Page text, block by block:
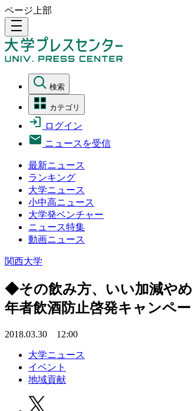
ページ上部
density_medium
検索
カテゴリ
ログイン
ニュースを受信
最新ニュース
ランキング
大学ニュース
小中高ニュース
大学発ベンチャー
ニュース特集
動画ニュース
関西大学
◆その飲み方、いい加減や
年者飲酒防止啓発キャンペー
2018.03.30 12:00
大学ニュース
イベント
地域貢献